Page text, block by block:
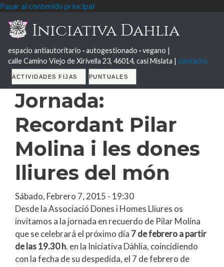
Pasar al contenido principal
Iniciativa Dahlia
espacio antiautoritario ·autogestionado ·vegano |
calle Camino Viejo de Xirivella 23, 46014, casi Mislata | contacto
Tabs
ACTIVIDADES FIJAS PUNTUALES
Jornada:
Recordant Pilar
Molina i les dones
lliures del món
Sábado, Febrero 7, 2015 - 19:30
Desde la Associació Dones i Homes Lliures os
invitamos a la jornada en recuerdo de Pilar Molina
que se celebrará el próximo día 7 de febrero a partir
de las 19.30 h. en la Iniciativa Dàhlia, coincidiendo
con la fecha de su despedida, el 7 de febrero de